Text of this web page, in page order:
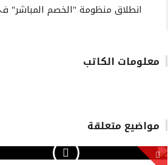
انطلاق منظومة "الخصم المباشر"
معلومات الكاتب
مواضيع متعلقة